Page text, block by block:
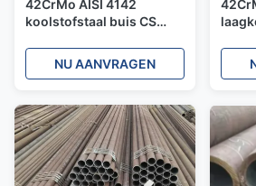
42CrMo AISI 4142
koolstofstaal buis CS
diameter Erw
NU AANVRAGEN
staal